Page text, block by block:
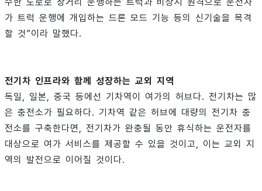
수한 도로로 장거리 운행하는 트럭과 비상시 원격으로 운전자
가 트럭 운행에 개입하는 드론 모드 기능 등의 신기술을 목격
할 것”이라 말했다.
전기차 인프라와 함께 성장하는 교외 지역
독일, 일본, 중국 등에선 기차역이 여가의 허브다. 전기차는 많
은 충전소가 필요하다. 기차역 같은 허브에 대량의 전기차 충
전소를 구축한다면, 전기차가 완충될 동안 휴식하는 운전자를
대상으로 여가 서비스를 제공할 수 있을 것이고, 이는 교외 지
역의 발전으로 이어질 것이다.